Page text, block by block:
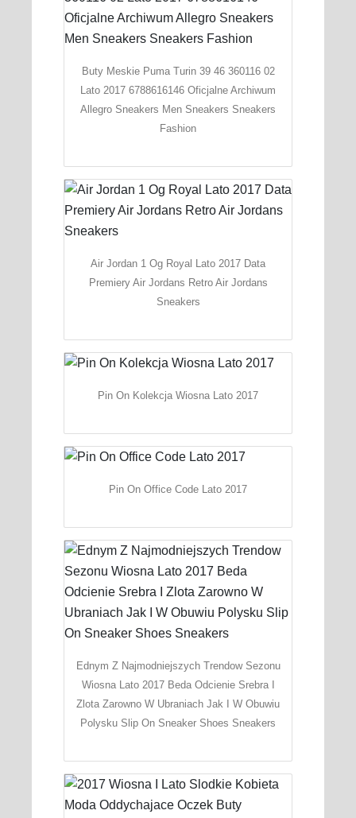
Buty Meskie Puma Turin 39 46 360116 02
Lato 2017 6788616146 Oficjalne Archiwum
Allegro Sneakers Men Sneakers Sneakers
Fashion
Air Jordan 1 Og Royal Lato 2017 Data
Premiery Air Jordans Retro Air Jordans
Sneakers
Pin On Kolekcja Wiosna Lato 2017
Pin On Office Code Lato 2017
Ednym Z Najmodniejszych Trendow Sezonu
Wiosna Lato 2017 Beda Odcienie Srebra I
Zlota Zarowno W Ubraniach Jak I W Obuwiu
Polysku Slip On Sneaker Shoes Sneakers